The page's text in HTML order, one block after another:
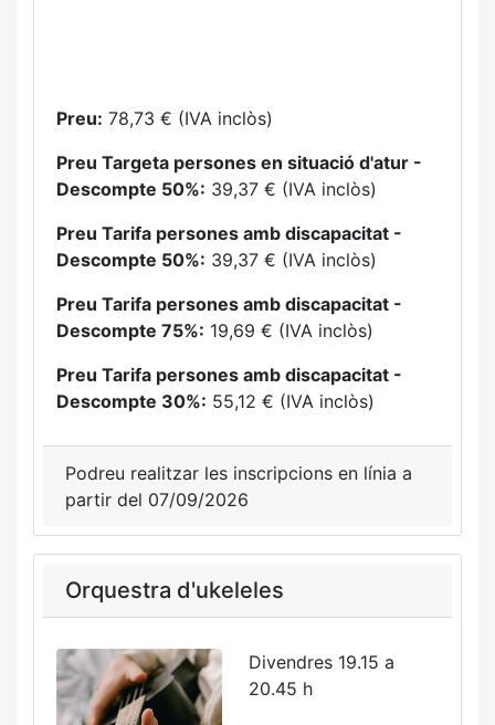
Preu: 78,73 € (IVA inclòs)
Preu Targeta persones en situació d'atur -
Descompte 50%: 39,37 € (IVA inclòs)
Preu Tarifa persones amb discapacitat -
Descompte 50%: 39,37 € (IVA inclòs)
Preu Tarifa persones amb discapacitat -
Descompte 75%: 19,69 € (IVA inclòs)
Preu Tarifa persones amb discapacitat -
Descompte 30%: 55,12 € (IVA inclòs)
Podreu realitzar les inscripcions en línia a
partir del 07/09/2026
Orquestra d'ukeleles
Divendres 19.15 a
20.45 h